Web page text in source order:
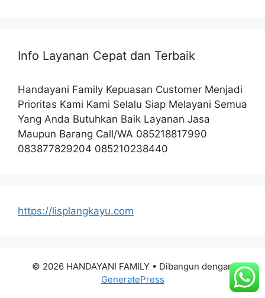
Info Layanan Cepat dan Terbaik
Handayani Family Kepuasan Customer Menjadi
Prioritas Kami Kami Selalu Siap Melayani Semua
Yang Anda Butuhkan Baik Layanan Jasa
Maupun Barang Call/WA 085218817990
083877829204 085210238440
https://lisplangkayu.com
© 2026 HANDAYANI FAMILY • Dibangun dengan
GeneratePress